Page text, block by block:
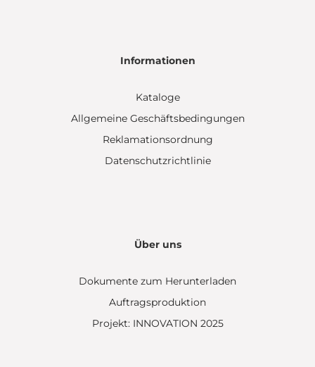
Informationen
Kataloge
Allgemeine Geschäftsbedingungen
Reklamationsordnung
Datenschutzrichtlinie
Über uns
Dokumente zum Herunterladen
Auftragsproduktion
Projekt: INNOVATION 2025